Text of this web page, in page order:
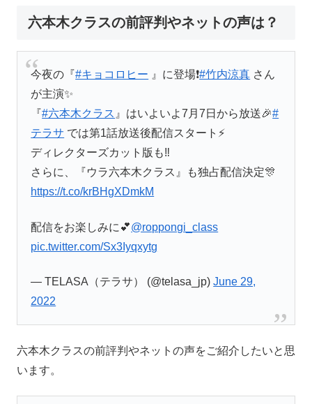
六本木クラスの前評判やネットの声は？
今夜の『#キョコロヒー 』に登場❗️#竹内涼真 さん
が主演✨
『#六本木クラス 』はいよいよ7月7日から放送🎉#
テラサ では第1話放送後配信スタート⚡️
ディレクターズカット版も‼️
さらに、『ウラ六本木クラス』も独占配信決定🎊
https://t.co/krBHgXDmkM
配信をお楽しみに💕@roppongi_class
pic.twitter.com/Sx3Iyqxytg
— TELASA（テラサ） (@telasa_jp)June 29,
2022
六本木クラスの前評判やネットの声をご紹介したいと思
います。